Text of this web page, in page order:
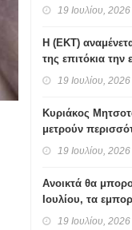
19 Ιουλίου, 2026
H (ΕΚΤ)
της επιτόκια
19 Ιουλίου, 2026
Κυριάκος
μετρούν
19 Ιουλίου, 2026
Ανοικτά θα
Ιουλίου, τα
19 Ιουλίου, 2026